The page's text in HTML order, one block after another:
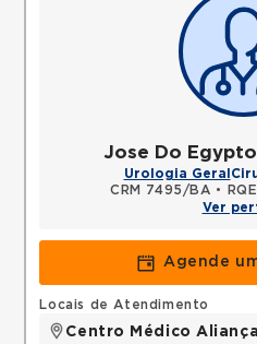
Jose Do
Urologia Geral
CRM 7495/BA •
Ver
Agende
Locais de Atendimento
Centro Médico